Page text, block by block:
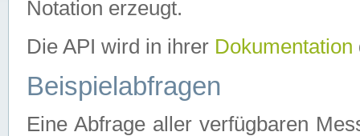
Notation erzeugt.
Die API wird in ihrer Dokumentation
Beispielabfragen
Eine Abfrage aller verfügbaren